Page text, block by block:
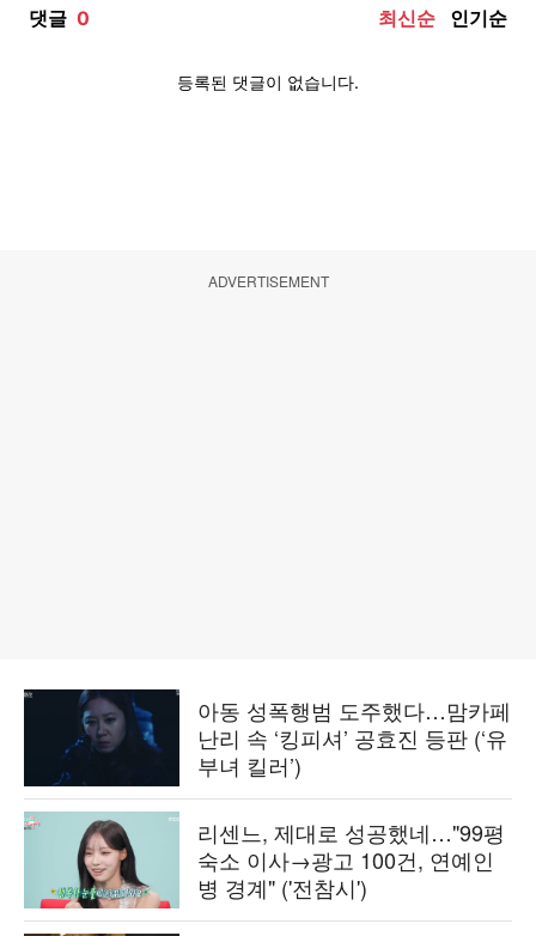
ADVERTISEMENT
아동 성폭행범 도주했다…맘카페
난리 속 ‘킹피셔’ 공효진 등판 (‘유
부녀 킬러’)
리센느, 제대로 성공했네…"99평
숙소 이사→광고 100건, 연예인
병 경계" ('전참시')